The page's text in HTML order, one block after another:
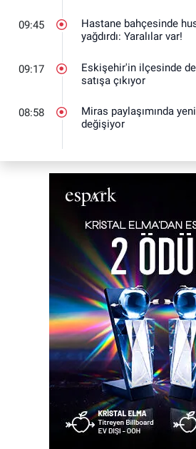
09:45
Hastane bahçesinde
yağdırdı: Yaralılar var!
09:17
Eskişehir'in ilçesinde
satışa çıkıyor
08:58
Miras paylaşımında
değişiyor